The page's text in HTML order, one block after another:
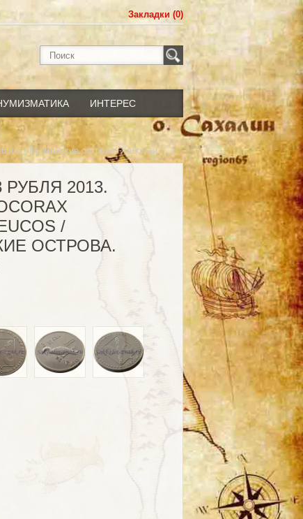
Закладки (0)
ИНТЕРЕС
/ Курильские острова. Хабомаи
2013.
/
ОСТРОВА.